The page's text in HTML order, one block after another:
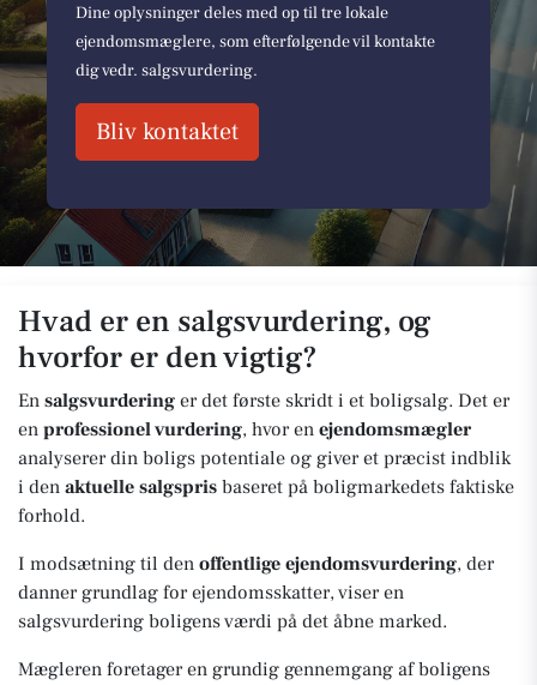
Dine oplysninger deles med op til tre lokale
ejendomsmæglere, som efterfølgende vil kontakte
dig vedr. salgsvurdering.
Bliv kontaktet
Hvad er en salgsvurdering, og
hvorfor er den vigtig?
En salgsvurdering er det første skridt i et boligsalg. Det er
en professionel vurdering, hvor en ejendomsmægler
analyserer din boligs potentiale og giver et præcist indblik
i den aktuelle salgspris baseret på boligmarkedets faktiske
forhold.
I modsætning til den offentlige ejendomsvurdering, der
danner grundlag for ejendomsskatter, viser en
salgsvurdering boligens værdi på det åbne marked.
Mægleren foretager en grundig gennemgang af boligens